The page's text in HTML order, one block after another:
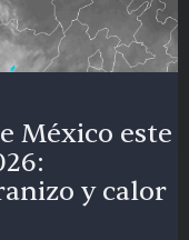
México este
y calor